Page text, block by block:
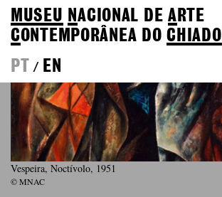
MUSEU NACIONAL DEA RTE
CONTEMPORÂNEA DOCHIADO
PT
/ EN
Vespeira, Noctívolo, 1951
© MNAC